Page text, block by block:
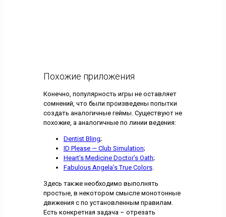
Похожие приложения
Конечно, популярность игры не оставляет
сомнений, что были произведены попытки
создать аналогичные геймы. Существуют не
похожие, а аналогичные по линии ведения:
Dentist Bling;
ID Please — Club Simulation;
Heart’s Medicine Doctor’s Oath;
Fabulous Angela’s True Colors.
Здесь также необходимо выполнять
простые, в некотором смысле монотонные
движения с по установленным правилам.
Есть конкретная задача – отрезать